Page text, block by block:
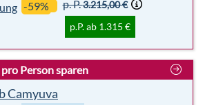
-59%
p. P.3.215,00 €
p.P. ab 1.315 €
Person sparen
Camyuva